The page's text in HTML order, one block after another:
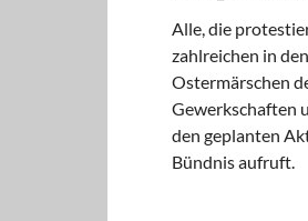
Alle, die
zahlreichen in
Ostermärschen
Gewerkschaften
den geplanten
Bündnis aufruft.